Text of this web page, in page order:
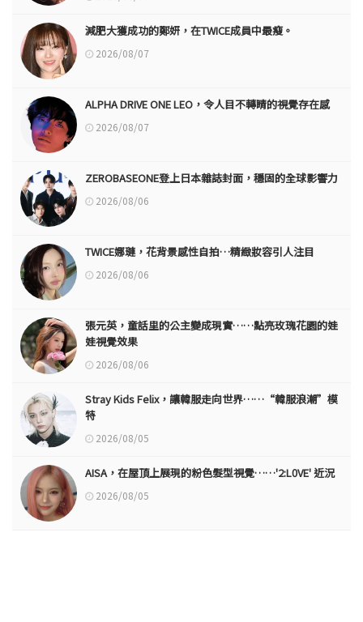
減肥大獲成功的鄭妍，在TWICE成員中最瘦。
2026/08/07
ALPHA DRIVE ONE LEO，令人目不轉睛的視覺存在感
2026/08/07
ZEROBASEONE登上日本雜誌封面，穩固的全球影響力
2026/08/06
TWICE娜璉，花背景感性自拍…精緻妝容引人注目
2026/08/06
張元英，童話里的公主變成現實……點亮玫瑰花園的娃
娃視覺效果
2026/08/06
Stray Kids Felix，讓韓服走向世界……“韓服浪潮”模
特
2026/08/05
AISA，在屋頂上展現的粉色髮型視覺……'2:L0VE' 近況
2026/08/05